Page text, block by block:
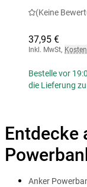
(Keine
37,95 €
Inkl. MwSt,
Bestelle vor
die Lieferung
Entdecke
Anker